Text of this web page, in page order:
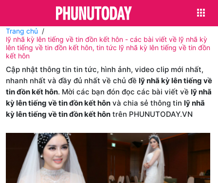
Trang chủ
lỹ nhã kỳ lên tiếng về tin đồn kết hôn - các bài viết về lỹ nhã kỳ
lên tiếng về tin đồn kết hôn, tin tức lỹ nhã kỳ lên tiếng về tin đồn
kết hôn
Cập nhật thông tin tin tức, hình ảnh, video clip mới nhất,
nhanh nhất và đầy đủ nhất về chủ đề lỹ nhã kỳ lên tiếng về
tin đồn kết hôn. Mời các bạn đón đọc các bài viết về lỹ nhã
kỳ lên tiếng về tin đồn kết hôn và chia sẻ thông tin lỹ nhã
kỳ lên tiếng về tin đồn kết hôn trên PHUNUTODAY.VN